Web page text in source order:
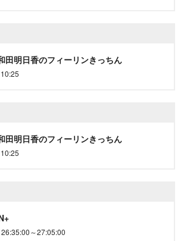
田明日香のフィーリンきっちん
田明日香のフィーリンきっちん
～27:05:00